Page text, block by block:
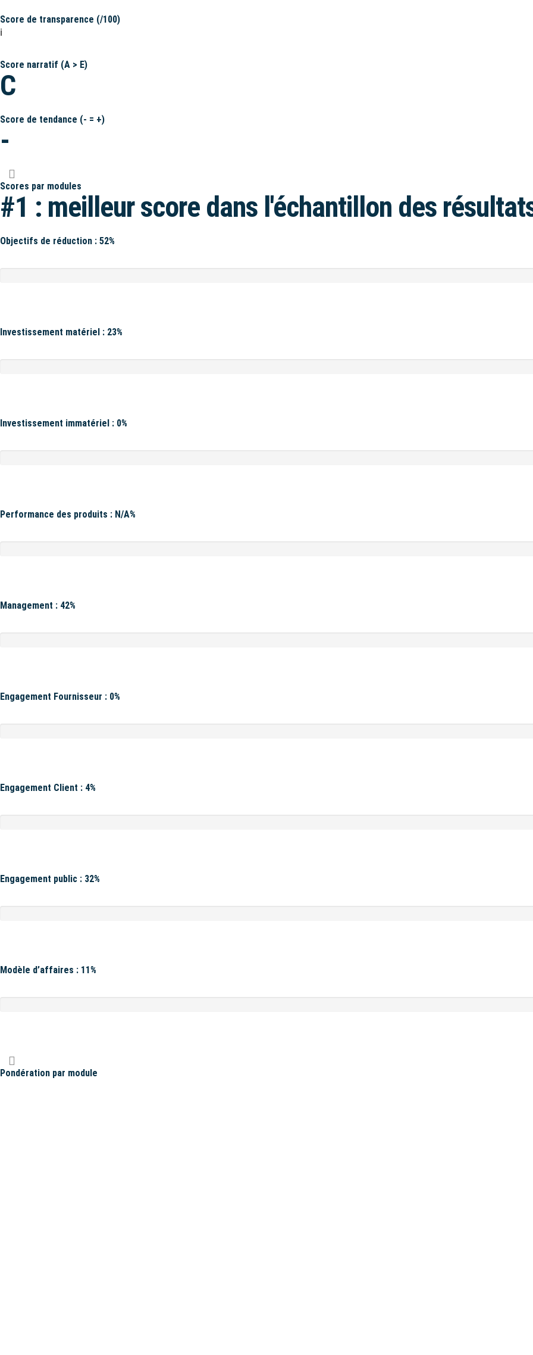
Score de transparence (/100)
ℹ️
Score narratif (A > E)
C
Score de tendance (- = +)
-
Scores par modules
#1 : meilleur score dans l'échantillon des
Objectifs de réduction : 52%
Investissement matériel : 23%
Investissement immatériel : 0%
Performance des produits : N/A%
Management : 42%
Engagement Fournisseur : 0%
Engagement Client : 4%
Engagement public : 32%
Modèle d’affaires : 11%
Pondération par module